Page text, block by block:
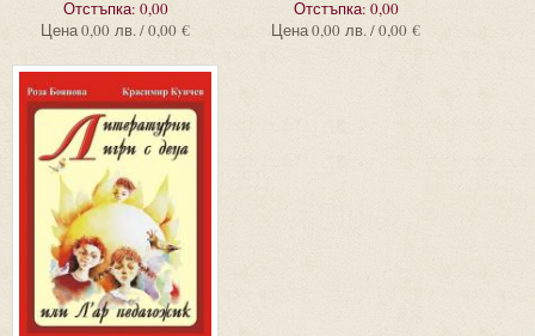
Отстъпка: 0,00
Цена0,00 лв. / 0,00 €
Отстъпка: 0,00
Цена0,00 лв. / 0,00 €